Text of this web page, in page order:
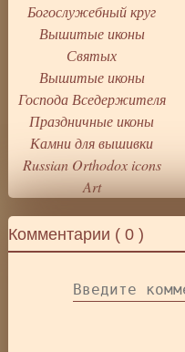
Комментарии (0 )
Богослужебный круг
Вышитые иконы
Святых
Вышитые иконы
Господа Вседержителя
Праздничные иконы
Камни для вышивки
Russian Orthodox icons
Art